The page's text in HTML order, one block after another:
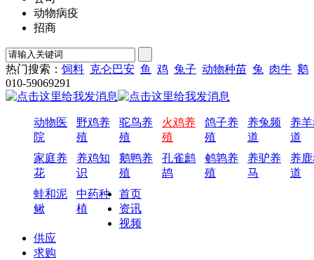
动物病疫
招商
热门搜索： 饲料 克仑巴安 鱼 鸡 兔子 动物种苗 兔 肉牛 鹅
010-59069291
动物医
院
野鸡养
殖
驼鸟养
殖
火鸡养
殖
鸽子养
殖
养兔频
道
养
道
家庭养
花
养鸡知
识
鹅鸭养
殖
孔雀鹧
鸪
鹌鹑养
殖
养驴养
马
养
道
蛙和泥
鳅
中药种
植
首页
资讯
视频
供应
求购